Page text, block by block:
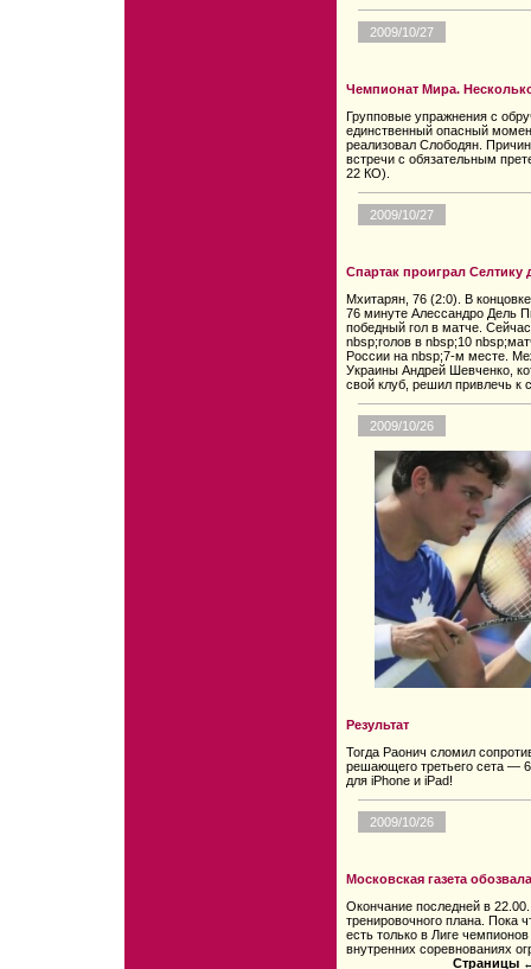
2009/10/27
Чемпионат Мира.
Групповые упражнения с
единственный опасный
реализовал Слободян.
встречи с обязательным
22 КО).
2009/10/27
Спартак проиграл
Мхитарян, 76 (2:0). В
76 минуте Алессандро Дель
победный гол в матче.
nbsp;голов в nbsp;10
России на nbsp;7-м месте.
Украины Андрей Шевченко,
свой клуб, решил привлечь
2009/10/26
Результат
Тогда Раонич сломил
решающего третьего сета —
для iPhone и iPad!
2009/10/26
Московская газета
Окончание последней в
тренировочного плана. Пока
есть только в Лиге
внутренних соревнованиях
Страницы